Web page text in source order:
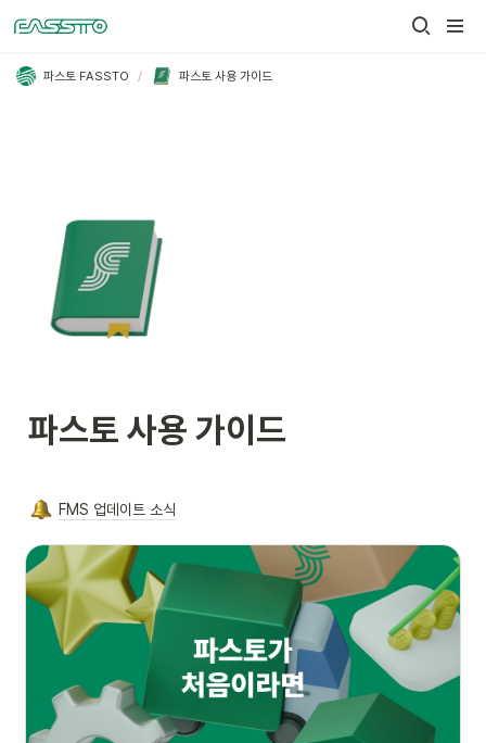
파스토 FASSTO / 파스토 사용 가이드
파스토 사용 가이드
FMS 업데이트 소식